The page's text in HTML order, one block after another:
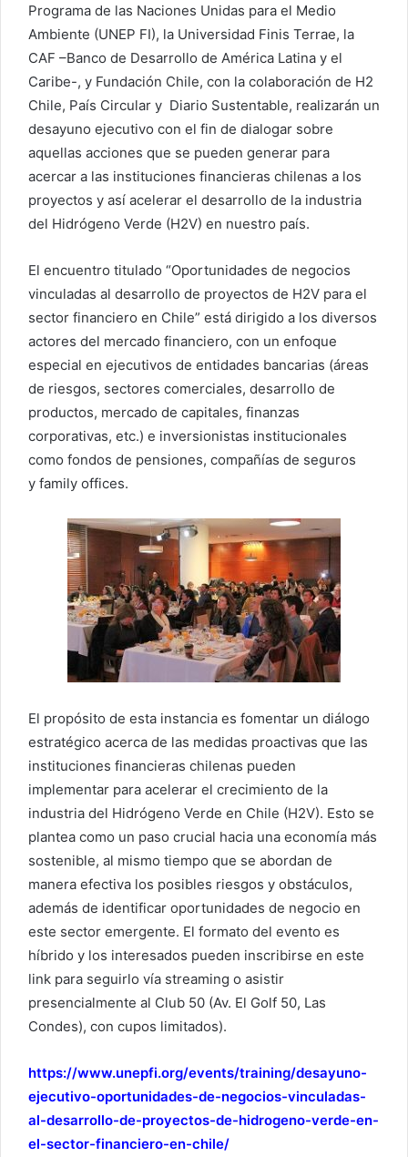
Programa de las Naciones Unidas para el Medio
Ambiente (UNEP FI), la Universidad Finis Terrae, la
CAF –Banco de Desarrollo de América Latina y el
Caribe-, y Fundación Chile, con la colaboración de H2
Chile, País Circular y Diario Sustentable, realizarán un
desayuno ejecutivo con el fin de dialogar sobre
aquellas acciones que se pueden generar para
acercar a las instituciones financieras chilenas a los
proyectos y así acelerar el desarrollo de la industria
del Hidrógeno Verde (H2V) en nuestro país.
El encuentro titulado “Oportunidades de negocios
vinculadas al desarrollo de proyectos de H2V para el
sector financiero en Chile” está dirigido a los diversos
actores del mercado financiero, con un enfoque
especial en ejecutivos de entidades bancarias (áreas
de riesgos, sectores comerciales, desarrollo de
productos, mercado de capitales, finanzas
corporativas, etc.) e inversionistas institucionales
como fondos de pensiones, compañías de seguros
y family offices.
El propósito de esta instancia es fomentar un diálogo
estratégico acerca de las medidas proactivas que las
instituciones financieras chilenas pueden
implementar para acelerar el crecimiento de la
industria del Hidrógeno Verde en Chile (H2V). Esto se
plantea como un paso crucial hacia una economía más
sostenible, al mismo tiempo que se abordan de
manera efectiva los posibles riesgos y obstáculos,
además de identificar oportunidades de negocio en
este sector emergente. El formato del evento es
híbrido y los interesados pueden inscribirse en este
link para seguirlo vía streaming o asistir
presencialmente al Club 50 (Av. El Golf 50, Las
Condes), con cupos limitados).
https://www.unepfi.org/events/training/desayuno-
ejecutivo-oportunidades-de-negocios-vinculadas-
al-desarrollo-de-proyectos-de-hidrogeno-verde-en-
el-sector-financiero-en-chile/